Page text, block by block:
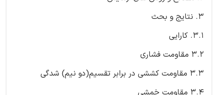
۳. نتایج و بحث
۳.۱. کارایی
3.2 مقاومت فشاری
3.3 مقاومت کششی در برابر تقسیم(دو نیم) شدگی
3.4 مقاومت خمشی